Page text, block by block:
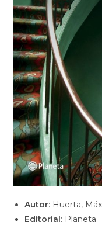
Autor: Huerta,
Editorial: Planeta